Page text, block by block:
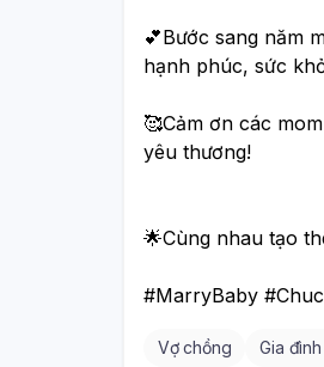
💕Bước sang năm
hạnh phúc, sức
🥰Cảm ơn các
yêu thương!
🌟Cùng nhau tạo
#MarryBaby
Vợ chồng Gia